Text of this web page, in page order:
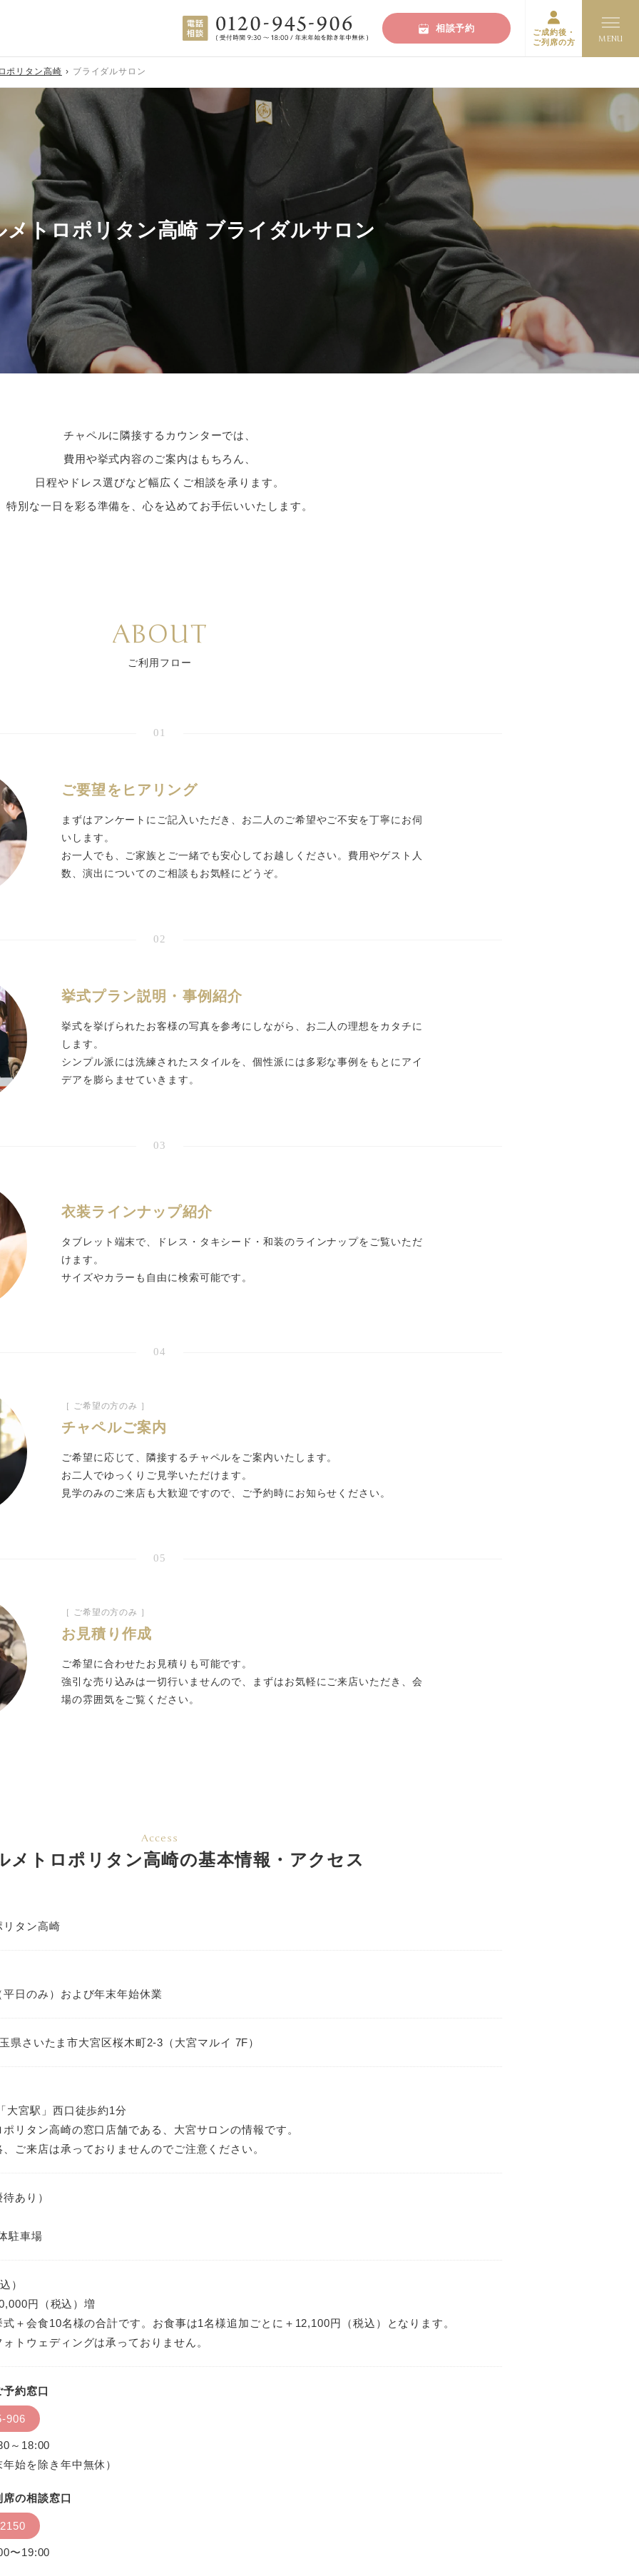
相談予約
ご成約後・
ご列席の方
ポリタン高崎 ブライダルサロン
メトロポリタン高崎 ブライダルサロン
チャペルに隣接するカウンターでは、
費用や挙式内容のご案内はもちろん、
日程やドレス選びなど幅広くご相談を承ります。
特別な一日を彩る準備を、心を込めてお手伝いいたします。
ABOUT
ご利用フロー
01
ご要望をヒアリング
まずはアンケートにご記入いただき、お二人のご希望やご不安を丁寧にお伺
いします。
お一人でも、ご家族とご一緒でも安心してお越しください。費用やゲスト人
数、演出についてのご相談もお気軽にどうぞ。
02
挙式プラン説明・事例紹介
挙式を挙げられたお客様の写真を参考にしながら、お二人の理想をカタチに
します。
シンプル派には洗練されたスタイルを、個性派には多彩な事例をもとにアイ
デアを膨らませていきます。
03
衣装ラインナップ紹介
タブレット端末で、ドレス・タキシード・和装のラインナップをご覧いただ
けます。
サイズやカラーも自由に検索可能です。
04
［ ご希望の方のみ ］
チャペルご案内
ご希望に応じて、隣接するチャペルをご案内いたします。
お二人でゆっくりご見学いただけます。
見学のみのご来店も大歓迎ですので、ご予約時にお知らせください。
05
［ ご希望の方のみ ］
お見積り作成
ご希望に合わせたお見積りも可能です。
強引な売り込みは一切行いませんので、まずはお気軽にご来店いただき、会
場の雰囲気をご覧ください。
Access
メトロポリタン高崎の基本情報・アクセス
リタン高崎
日のみ）および年末年始休業
県さいたま市大宮区桜木町2-3（大宮マルイ 7F）
大宮駅」西口徒歩約1分
リタン高崎の窓口店舗である、大宮サロンの情報です。
ご来店は承っておりませんのでご注意ください。
あり）
駐車場
）
円（税込）増
＋会食10名様の合計です。お食事は1名様追加ごとに＋12,100円（税込）となります。
トウェディングは承っておりません。
約窓口
906
～18:00
始を除き年中無休）
の相談窓口
〜19:00